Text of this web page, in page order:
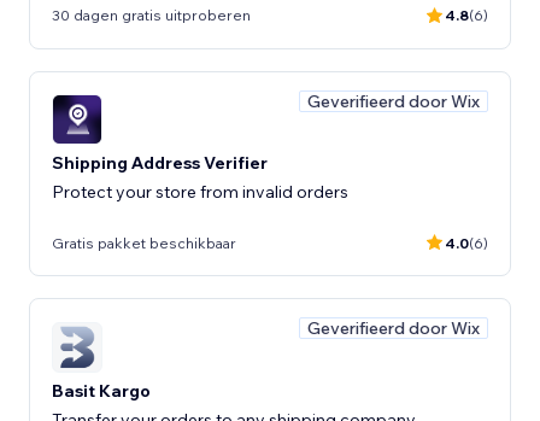
30 dagen gratis uitproberen 4.8(6)
Geverifieerd door Wix
Shipping Address Verifier
Protect your store from invalid orders
Gratis pakket beschikbaar 4.0(6)
Geverifieerd door Wix
Basit Kargo